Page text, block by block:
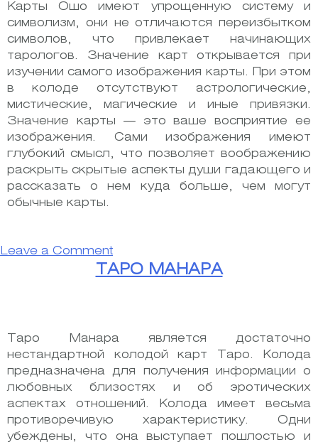
Карты Ошо имеют упрощенную систему и
символизм, они не отличаются переизбытком
символов, что привлекает начинающих
тарологов. Значение карт открывается при
изучении самого изображения карты. При этом
в колоде отсутствуют астрологические,
мистические, магические и иные привязки.
Значение карты — это ваше восприятие ее
изображения. Сами изображения имеют
глубокий смысл, что позволяет воображению
раскрыть скрытые аспекты души гадающего и
рассказать о нем куда больше, чем могут
обычные карты.
Leave a Commenton
Таро
ТАРО МАНАРА
Таро Манара является достаточно
нестандартной колодой карт Таро. Колода
предназначена для получения информации о
любовных близостях и об эротических
аспектах отношений. Колода имеет весьма
противоречивую характеристику. Одни
убеждены, что она выступает пошлостью и